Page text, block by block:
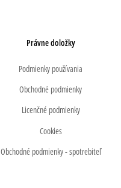
Právne doložky
Podmienky používania
Obchodné podmienky
Licenčné podmienky
Cookies
Obchodné podmienky - spotrebiteľ